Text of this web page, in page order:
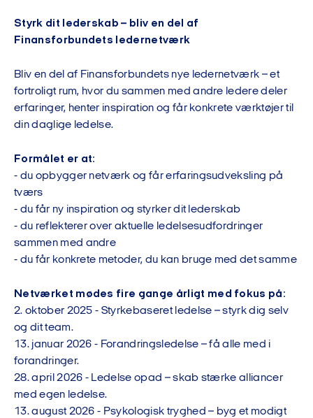
Styrk dit lederskab – bliv en del af
Finansforbundets ledernetværk
Bliv en del af Finansforbundets nye ledernetværk – et
fortroligt rum, hvor du sammen med andre ledere deler
erfaringer, henter inspiration og får konkrete værktøjer til
din daglige ledelse.
Formålet er at:
- du opbygger netværk og får erfaringsudveksling på
tværs
- du får ny inspiration og styrker dit lederskab
- du reflekterer over aktuelle ledelsesudfordringer
sammen med andre
- du får konkrete metoder, du kan bruge med det samme
Netværket mødes fire gange årligt med fokus på:
2. oktober 2025 - Styrkebaseret ledelse – styrk dig selv
og dit team.
13. januar 2026 - Forandringsledelse – få alle med i
forandringer.
28. april 2026 - Ledelse opad – skab stærke alliancer
med egen ledelse.
13. august 2026 - Psykologisk tryghed – byg et modigt